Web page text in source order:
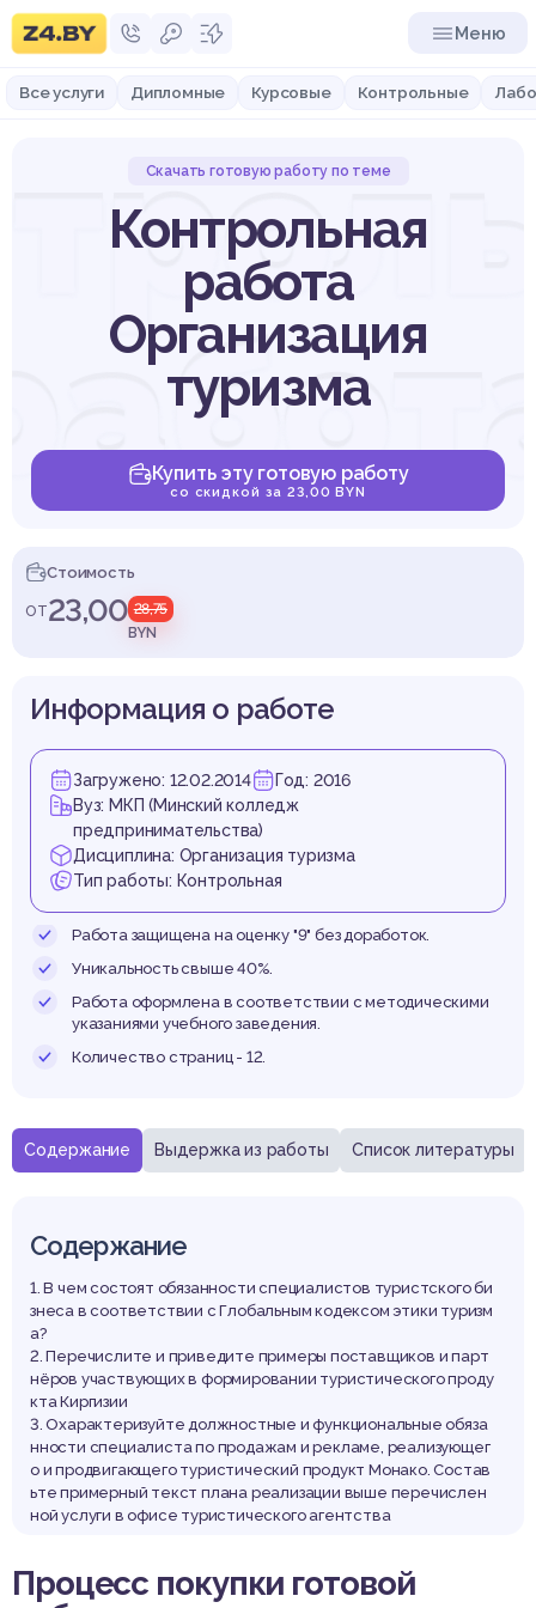
Меню
Все услуги Дипломные Курсовые Контрольные
Скачать готовую работу по теме
Контрольная
работа
Организация
туризма
Купить эту готовую работу
со скидкой за 23,00 BYN
Стоимость
от23,00 28,75
BYN
Содержание Выдержка из работы Список литературы
Содержание
1. В чем состоят обязанности специалистов туристского би
знеса в соответствии с Глобальным кодексом этики туризм
а?
2. Перечислите и приведите примеры поставщиков и парт
нёров участвующих в формировании туристического проду
кта Киргизии
3. Охарактеризуйте должностные и функциональные обяза
нности специалиста по продажам и рекламе, реализующег
о и продвигающего туристический продукт Монако. Состав
ьте примерный текст плана реализации выше перечислен
ной услуги в офисе туристического агентства
Информация о работе
Загружено: 12.02.2014
Год: 2016
Вуз: МКП (Минский колледж
предпринимательства)
Дисциплина: Организация туризма
Тип работы: Контрольная
Работа защищена на оценку "9" без доработок.
Уникальность свыше 40%.
Работа оформлена в соответствии с методическими
указаниями учебного заведения.
Количество страниц - 12.
Процесс покупки готовой